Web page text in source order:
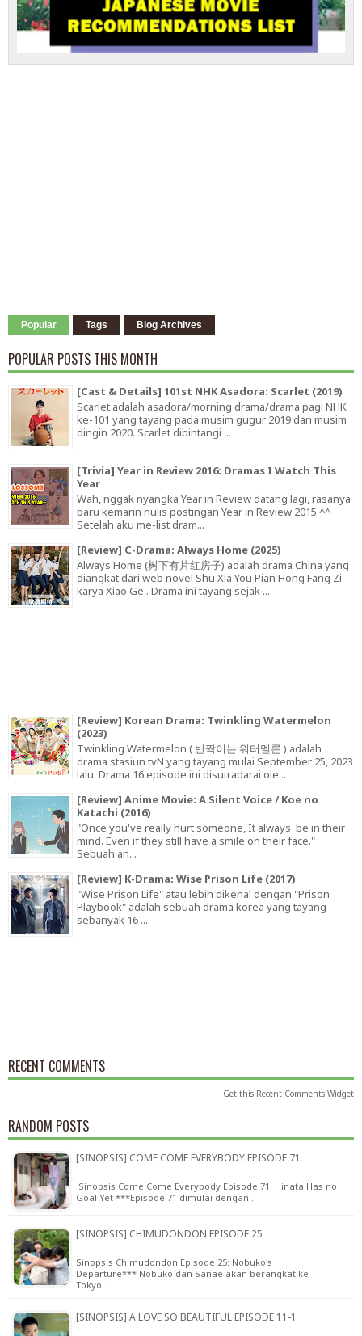
Popular Tags Blog Archives
POPULAR POSTS THIS MONTH
[Cast & Details] 101st NHK Asadora: Scarlet (2019)
Scarlet adalah asadora/morning drama/drama pagi NHK
ke-101 yang tayang pada musim gugur 2019 dan musim
dingin 2020. Scarlet dibintangi ...
[Trivia] Year in Review 2016: Dramas I Watch This
Year
Wah, nggak nyangka Year in Review datang lagi, rasanya
baru kemarin nulis postingan Year in Review 2015 ^^
Setelah aku me-list dram...
[Review] C-Drama: Always Home (2025)
Always Home (树下有片红房子) adalah drama China yang
diangkat dari web novel Shu Xia You Pian Hong Fang Zi
karya Xiao Ge . Drama ini tayang sejak ...
[Review] Korean Drama: Twinkling Watermelon
(2023)
Twinkling Watermelon ( 반짝이는 워터멜론 ) adalah
drama stasiun tvN yang tayang mulai September 25, 2023
lalu. Drama 16 episode ini disutradarai ole...
[Review] Anime Movie: A Silent Voice / Koe no
Katachi (2016)
"Once you've really hurt someone, It always be in their
mind. Even if they still have a smile on their face."
Sebuah an...
[Review] K-Drama: Wise Prison Life (2017)
"Wise Prison Life" atau lebih dikenal dengan "Prison
Playbook" adalah sebuah drama korea yang tayang
sebanyak 16 ...
RECENT COMMENTS
Get this Recent Comments Widget
RANDOM POSTS
[SINOPSIS] COME COME EVERYBODY EPISODE 71
Sinopsis Come Come Everybody Episode 71: Hinata Has no
Goal Yet ***Episode 71 dimulai dengan…
[SINOPSIS] CHIMUDONDON EPISODE 25
Sinopsis Chimudondon Episode 25: Nobuko's
Departure*** Nobuko dan Sanae akan berangkat ke
Tokyo…
[SINOPSIS] A LOVE SO BEAUTIFUL EPISODE 11-1